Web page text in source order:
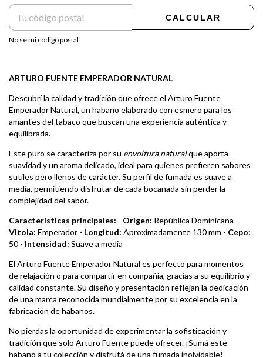
CALCULAR
No sé mi código postal
ARTURO FUENTE EMPERADOR NATURAL
Descubrí la calidad y tradición que ofrece el Arturo Fuente
Emperador Natural, un habano elaborado con esmero para los
amantes del tabaco que buscan una experiencia auténtica y
equilibrada.
Este puro se caracteriza por su envoltura naturalque aporta
suavidad y un aroma delicado, ideal para quienes prefieren sabores
sutiles pero llenos de carácter. Su perfil de fumada es suave a
media, permitiendo disfrutar de cada bocanada sin perder la
complejidad del sabor.
Características principales: - Origen: República Dominicana -
Vitola: Emperador - Longitud: Aproximadamente 130 mm - Cepo:
50 - Intensidad: Suave a media
El Arturo Fuente Emperador Natural es perfecto para momentos
de relajación o para compartir en compañía, gracias a su equilibrio y
calidad constante. Su diseño y presentación reflejan la dedicación
de una marca reconocida mundialmente por su excelencia en la
fabricación de habanos.
No pierdas la oportunidad de experimentar la sofisticación y
tradición que solo Arturo Fuente puede ofrecer. ¡Sumá este
habano a tu colección y disfrutá de una fumada inolvidable!